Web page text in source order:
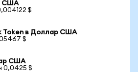
США
$
Token в Доллар США
$
США
0,0425 $